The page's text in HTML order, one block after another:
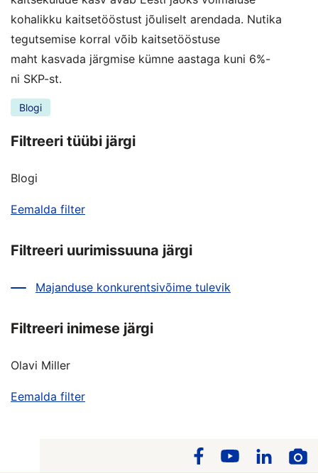
kohalikku kaitsetööstust jõuliselt arendada. Nutika
tegutsemise korral võib kaitsetööstuse
maht kasvada järgmise kümne aastaga kuni 6%-
ni SKP-st.
Blogi
Filtreeri tüübi järgi
Blogi
Eemalda filter
Filtreeri uurimissuuna järgi
Majanduse konkurentsivõime tulevik
Filtreeri inimese järgi
Olavi Miller
Eemalda filter